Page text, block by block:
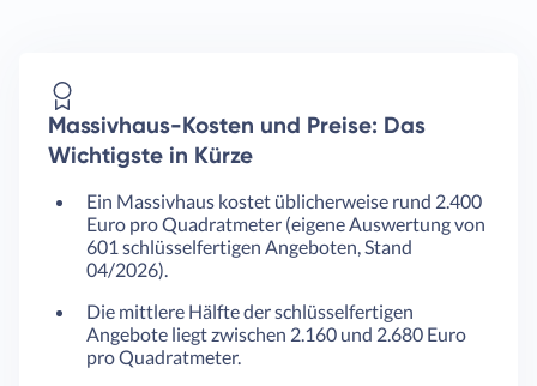
Massivhaus-Kosten und Preise: Das
Wichtigste in Kürze
Ein Massivhaus kostet üblicherweise rund 2.400
Euro pro Quadratmeter (eigene Auswertung von
601 schlüsselfertigen Angeboten, Stand
04/2026).
Die mittlere Hälfte der schlüsselfertigen
Angebote liegt zwischen 2.160 und 2.680 Euro
pro Quadratmeter.